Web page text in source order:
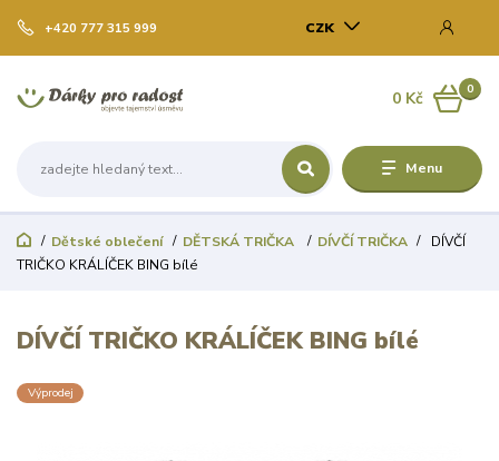
Menu
CZK
+420 777 315 999
0
0 Kč
Dětské oblečení DĚTSKÁ TRIČKA DÍVČÍ TRIČKA
DÍVČÍ
TRIČKO KRÁLÍČEK BING bílé
DÍVČÍ TRIČKO KRÁLÍČEK BING bílé
Výprodej